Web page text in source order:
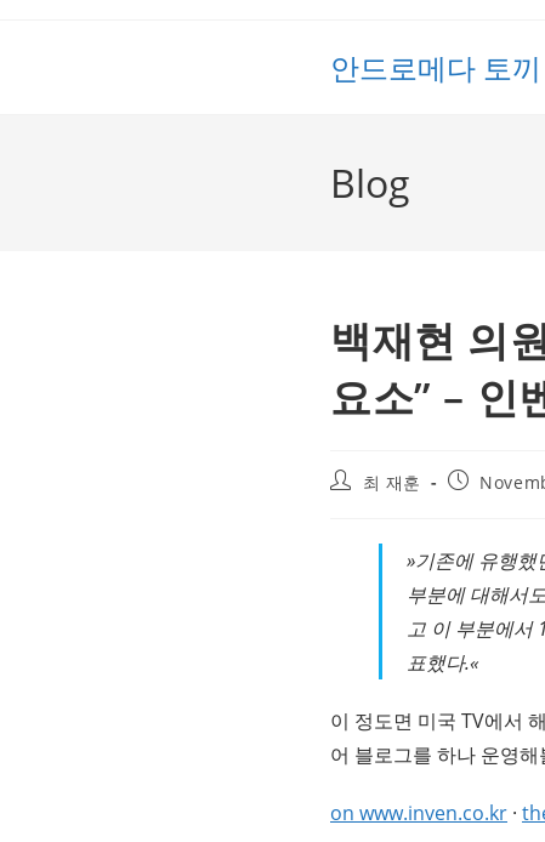
안드로메다 토끼
Blog
백재현 의
요소” – 인
Post최 재훈
Post
»기존에 유행했
부분에 대해서
고 이 부분에서
표했다.«
이 정도면 미국 TV에서
어 블로그를 하나 운영해
on www.inven.co.kr ·